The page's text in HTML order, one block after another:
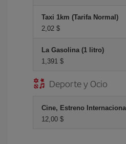
Taxi 1km (Tarifa Normal)
2,02 $
La Gasolina (1 litro)
1,391 $
Deporte y Ocio
Cine, Estreno
12,00 $